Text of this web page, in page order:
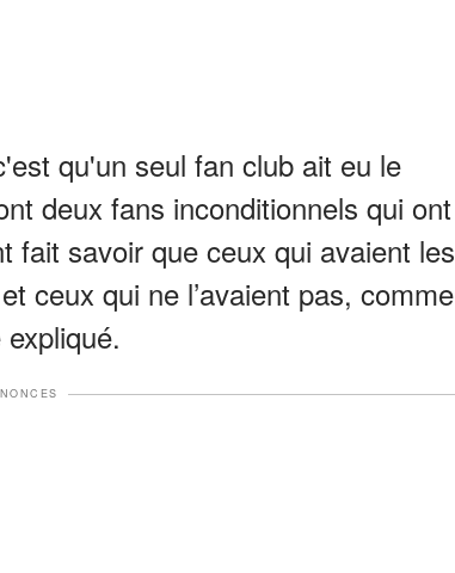
qu'un seul fan club ait eu le
deux fans inconditionnels qui ont
fait savoir que ceux qui avaient les
ceux qui ne l’avaient pas, comme